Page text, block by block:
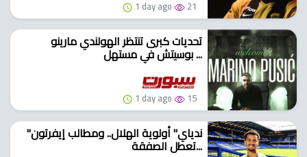
1 day ago 21
تحديات كبرى تنتظر الهولندي مارينو
بوسيتش في مستهل ...
1 day ago 15
"ندياي" أولوية الهلال.. ومطالب إيفرتون
تعطل الصفقة...